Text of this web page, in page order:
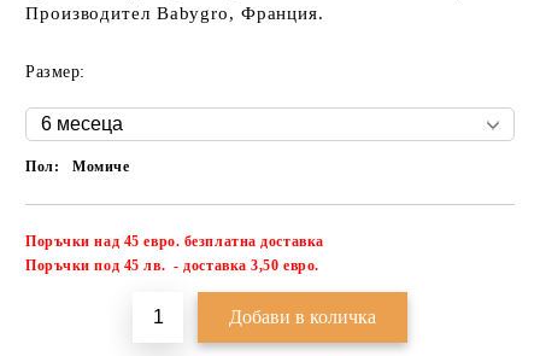
Производител Babygro, Франция.
Размер:
Пол: Момиче
Поръчки над 45 евро. безплатна доставка
Поръчки под 45 лв. - доставка 3,50 евро.